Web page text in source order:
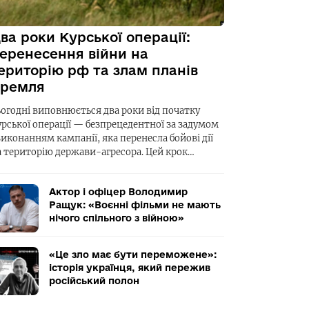
роки Курської операції:
війни на
рф та злам планів
виповнюється два роки від початку
операції — безпрецедентної за задумом
кампанії, яка перенесла бойові дії
територію держави-агресора. Цей крок…
Актор і офіцер Володимир
Ращук: «Воєнні фільми не мають
нічого спільного з війною»
«Це зло має бути переможене»:
історія українця, який пережив
російський полон